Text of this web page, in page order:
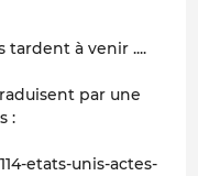
tardent à venir ....
par une
:
etats-unis-actes-